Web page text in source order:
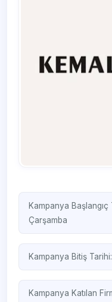
Kampanya
Çarşamba
Kampanya Bitiş
Kampanya Katılan